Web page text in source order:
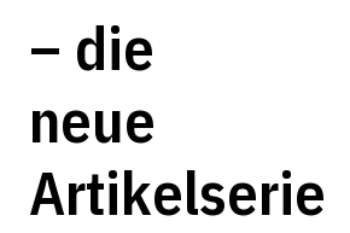
– die
neue
Artikelserie